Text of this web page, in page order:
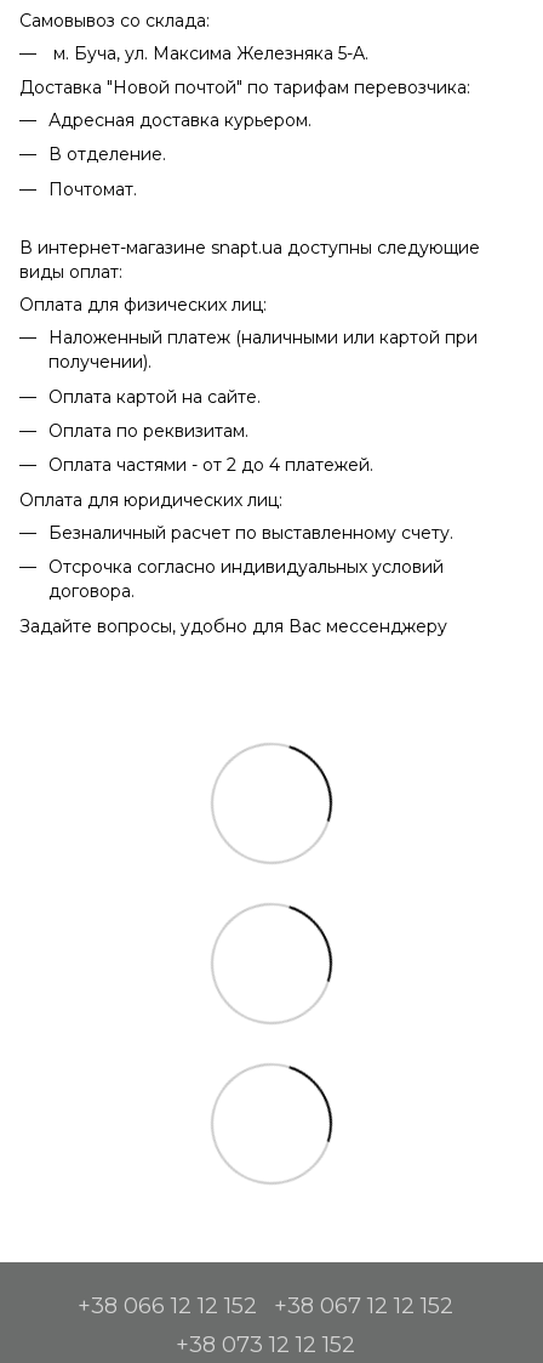
Самовывоз со склада:
м. Буча, ул. Максима Железняка 5-А.
Доставка "Новой почтой" по тарифам перевозчика:
Адресная доставка курьером.
В отделение.
Почтомат.
В интернет-магазине snapt.ua доступны следующие
виды оплат:
Оплата для физических лиц:
Наложенный платеж (наличными или картой при
получении).
Оплата картой на сайте.
Оплата по реквизитам.
Оплата частями - от 2 до 4 платежей.
Оплата для юридических лиц:
Безналичный расчет по выставленному счету.
Отсрочка согласно индивидуальных условий
договора.
Задайте вопросы, удобно для Вас мессенджеру
+38 066 12 12 152
+38 067 12 12 152
+38 073 12 12 152